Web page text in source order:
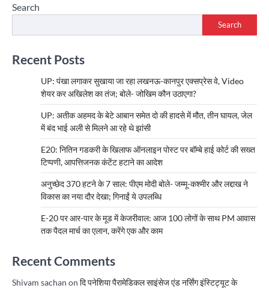
Search
Search
Recent Posts
UP: पंखा लगाकर सुखाया जा रहा लखनऊ-कानपुर एक्सप्रेस वे, Video
शेयर कर अखिलेश का तंज; बोले- जोखिम कौन उठाएगा?
UP: अतीक अहमद के बेटे आबान समेत दो की हादसे में मौत, तीन घायल, जेल
में बंद भाई अली से मिलने आ रहे थे झांसी
E20: नितिन गडकरी के खिलाफ ऑनलाइन पोस्ट पर बॉम्बे हाई कोर्ट की सख्त
टिप्पणी, आपत्तिजनक कंटेंट हटाने का आदेश
अनुच्छेद 370 हटने के 7 साल: पीएम मोदी बोले- जम्मू-कश्मीर और लद्दाख ने
विकास का नया दौर देखा; गिनाईं ये उपलब्धि
E-20 पर आर-पार के मूड में केजरीवाल: आज 100 लोगों के साथ PM आवास
तक पैदल मार्च का एलान, करेंगे एक और काम
Recent Comments
Shivam sachan on दि पनेशिया पैरामेडिकल साइंसेज एंड नर्सिंग इंस्टिट्यूट के